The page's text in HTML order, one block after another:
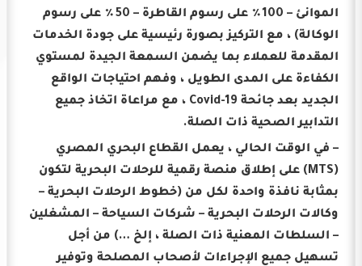
الموانئ – 100٪ على رسوم القاطرة – 50٪ على رسوم
الوكالة) ، مع التركيز بصورة رئيسية على جودة الخدمات
المقدمة للعملاء بما يضمن السمعة الجيدة لمستوي
الكفاءة على المدى الطويل ، وفهم احتياجات الواقع
الجديد بعد جائحة Covid-19 ، مع مراعاة اتخاذ جميع
التدابير الصحية ذات الصلة.
– في الوقت الحالي ، يعمل القطاع البحري المصري
(MTS) على إطلاق منصة رقمية للرحلات البحرية لتكون
بمثابة نافذة واحدة لكل من (خطوط الرحلات البحرية –
وكالات الرحلات البحرية – شركات السياحة – المشغلين
– السلطات المعنية ذات الصلة ، إلخ …) من أجل
تسهيل جميع الإجراءات لأصحاب المصلحة وتوفير